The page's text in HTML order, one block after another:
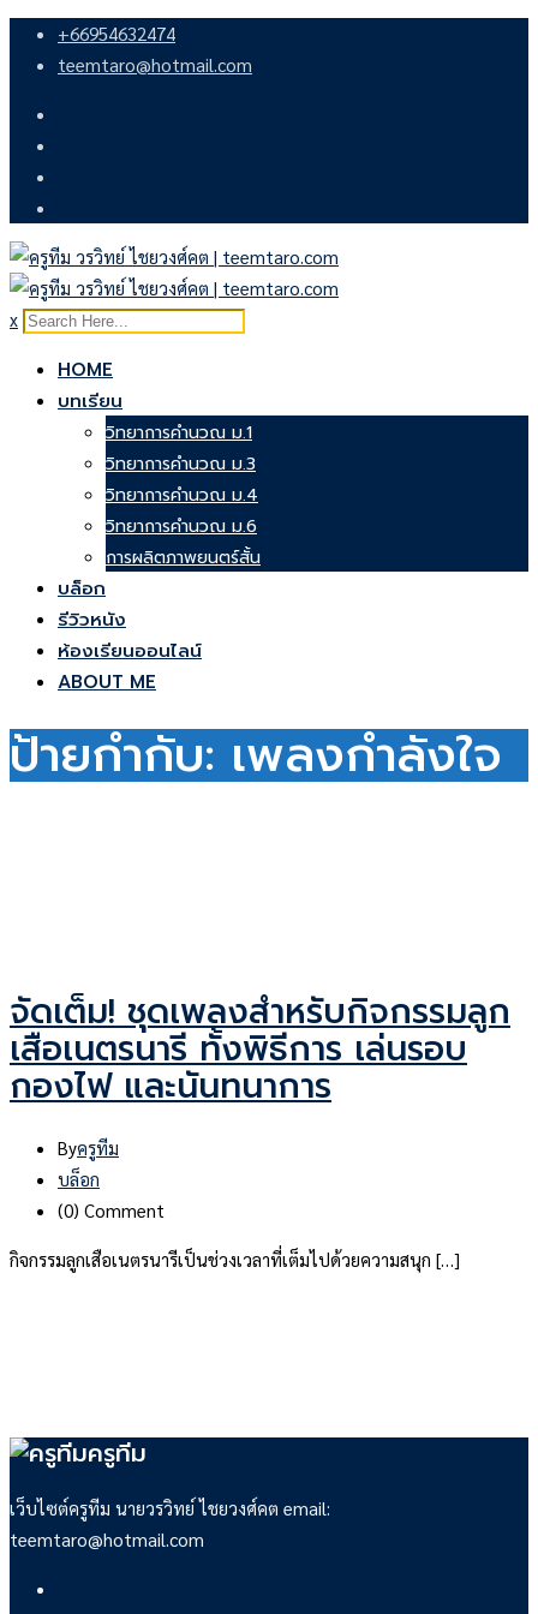
Skip
+66954632474
teemtaro@hotmail.com
x
HOME
บทเรียน
วิทยาการคำนวณ ม.1
วิทยาการคำนวณ ม.3
วิทยาการคำนวณ ม.4
วิทยาการคำนวณ ม.6
การผลิตภาพยนตร์สั้น
บล็อก
รีวิวหนัง
ห้องเรียนออนไลน์
ABOUT ME
ป้ายกำกับ:เพลงกำลังใจ
จัดเต็ม! ชุดเพลงสำหรับกิจกรรมลูก
เสือเนตรนารี ทั้งพิธีการ เล่นรอบ
กองไฟ และนันทนาการ
Byครูทีม
บล็อก
(0) Comment
กิจกรรมลูกเสือเนตรนารีเป็นช่วงเวลาที่เต็มไปด้วยความสนุก […]
ครูทีม
เว็บไซต์ครูทีม นายวรวิทย์ ไชยวงศ์คต email:
teemtaro@hotmail.com